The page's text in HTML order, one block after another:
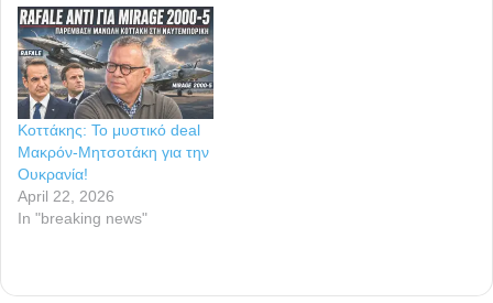
Κοττάκης: Το μυστικό deal
Μακρόν-Μητσοτάκη για την
Ουκρανία!
April 22, 2026
In "breaking news"